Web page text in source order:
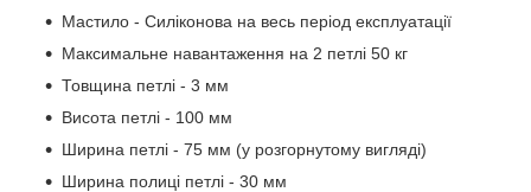
Мастило - Силіконова на весь період експлуатації
Максимальне навантаження на 2 петлі 50 кг
Товщина петлі - 3 мм
Висота петлі - 100 мм
Ширина петлі - 75 мм (у розгорнутому вигляді)
Ширина полиці петлі - 30 мм